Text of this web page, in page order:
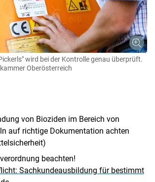
wird bei der Kontrolle genau überprüft.
Oberösterreich
von Bioziden im Bereich von
auf richtige Dokumentation achten
beachten!
Sachkundeausbildung für bestimmt